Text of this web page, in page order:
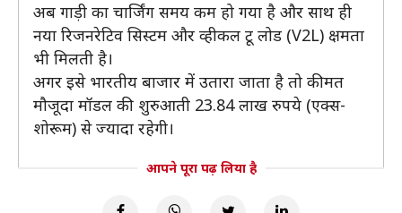
अब गाड़ी का चार्जिंग समय कम हो गया है और साथ ही
नया रिजनरेटिव सिस्टम और व्हीकल टू लोड (V2L) क्षमता
भी मिलती है।
अगर इसे भारतीय बाजार में उतारा जाता है तो कीमत
मौजूदा मॉडल की शुरुआती 23.84 लाख रुपये (एक्स-
शोरूम) से ज्यादा रहेगी।
आपने पूरा पढ़ लिया है